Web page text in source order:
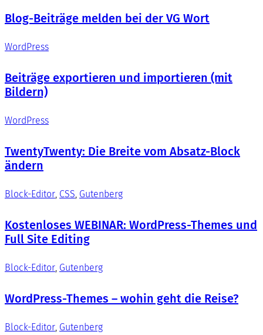
Blog-Beiträge melden bei der VG Wort
WordPress
Beiträge exportieren und importieren (mit
Bildern)
WordPress
TwentyTwenty: Die Breite vom Absatz-Block
ändern
Block-Editor CSS Gutenberg
Kostenloses WEBINAR: WordPress-Themes und
Full Site Editing
Block-Editor Gutenberg
WordPress-Themes – wohin geht die Reise?
Block-Editor Gutenberg